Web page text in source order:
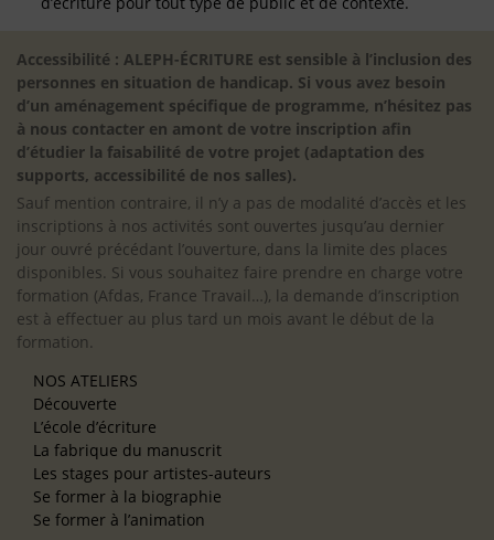
Accessibilité : ALEPH-ÉCRITURE est sensible à l’inclusion des
personnes en situation de handicap. Si vous avez besoin
d’un aménagement spécifique de programme, n’hésitez pas
à nous contacter en amont de votre inscription afin
d’étudier la faisabilité de votre projet (adaptation des
supports, accessibilité de nos salles).
Sauf mention contraire, il n’y a pas de modalité d’accès et les
inscriptions à nos activités sont ouvertes jusqu’au dernier
jour ouvré précédant l’ouverture, dans la limite des places
disponibles. Si vous souhaitez faire prendre en charge votre
formation (Afdas, France Travail…), la demande d’inscription
est à effectuer au plus tard un mois avant le début de la
formation.
NOS ATELIERS
Découverte
L’école d’écriture
La fabrique du manuscrit
Les stages pour artistes-auteurs
Se former à la biographie
Se former à l’animation